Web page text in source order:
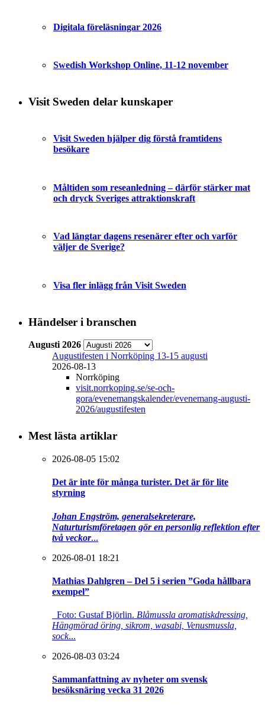
Digitala föreläsningar 2026
Swedish Workshop Online, 11-12 november
Visit Sweden delar kunskaper
Visit Sweden hjälper dig förstå framtidens
besökare
Måltiden som reseanledning – därför stärker mat
och dryck Sveriges attraktionskraft
Vad längtar dagens resenärer efter och varför
väljer de Sverige?
Visa fler inlägg från Visit Sweden
Händelser i branschen
Augusti 2026
Augustifesten i Norrköping 13-15 augusti
2026-08-13
Norrköping
visit.norrkoping.se/se-och-
gora/evenemangskalender/evenemang-augusti-
2026/augustifesten
Mest lästa artiklar
2026-08-05 15:02
Det är inte för många turister. Det är för lite
styrning
Johan Engström, generalsekreterare,
Naturturismföretagen gör en personlig reflektion efter
två veckor...
2026-08-01 18:21
Mathias Dahlgren – Del 5 i serien ”Goda hållbara
exempel”
Foto: Gustaf Björlin. Blåmussla aromatiskdressing,
Hängmörad öring, sikrom, wasabi, Venusmussla,
sock...
2026-08-03 03:24
Sammanfattning av nyheter om svensk
besöksnäring vecka 31 2026